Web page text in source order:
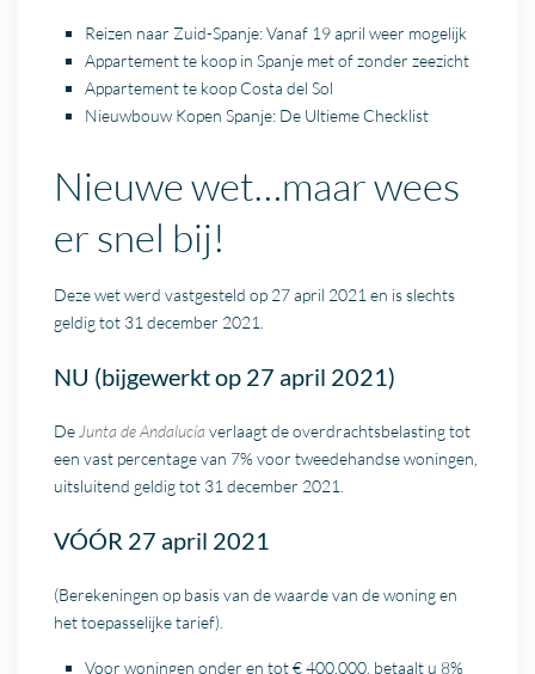
Reizen naar Zuid-Spanje: Vanaf 19 april weer mogelijk
Appartement te koop in Spanje met of zonder zeezicht
Appartement te koop Costa del Sol
Nieuwbouw Kopen Spanje: De Ultieme Checklist
Nieuwe wet…maar wees
er snel bij!
Deze wet werd vastgesteld op 27 april 2021 en is slechts
geldig tot 31 december 2021.
NU (bijgewerkt op 27 april 2021)
De Junta de Andalucía verlaagt de overdrachtsbelasting tot
een vast percentage van 7% voor tweedehandse woningen,
uitsluitend geldig tot 31 december 2021.
VÓÓR 27 april 2021
(Berekeningen op basis van de waarde van de woning en
het toepasselijke tarief).
Voor woningen onder en tot € 400.000, betaalt u 8%